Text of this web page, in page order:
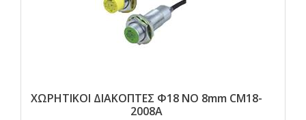
ΧΩΡΗΤΙΚΟΙ ΔΙΑΚΟΠΤΕΣ Φ18 ΝO 8mm CM18-
2008A